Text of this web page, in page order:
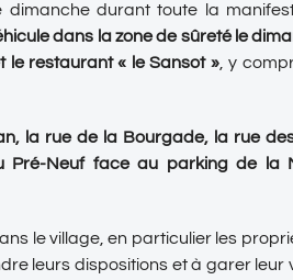
dimanche durant toute la
dans la zone de sûreté le
le restaurant « le Sansot », y
la rue de la Bourgade, la rue
Pré-Neuf face au parking de la
le village, en particulier les
leurs dispositions et à garer leur